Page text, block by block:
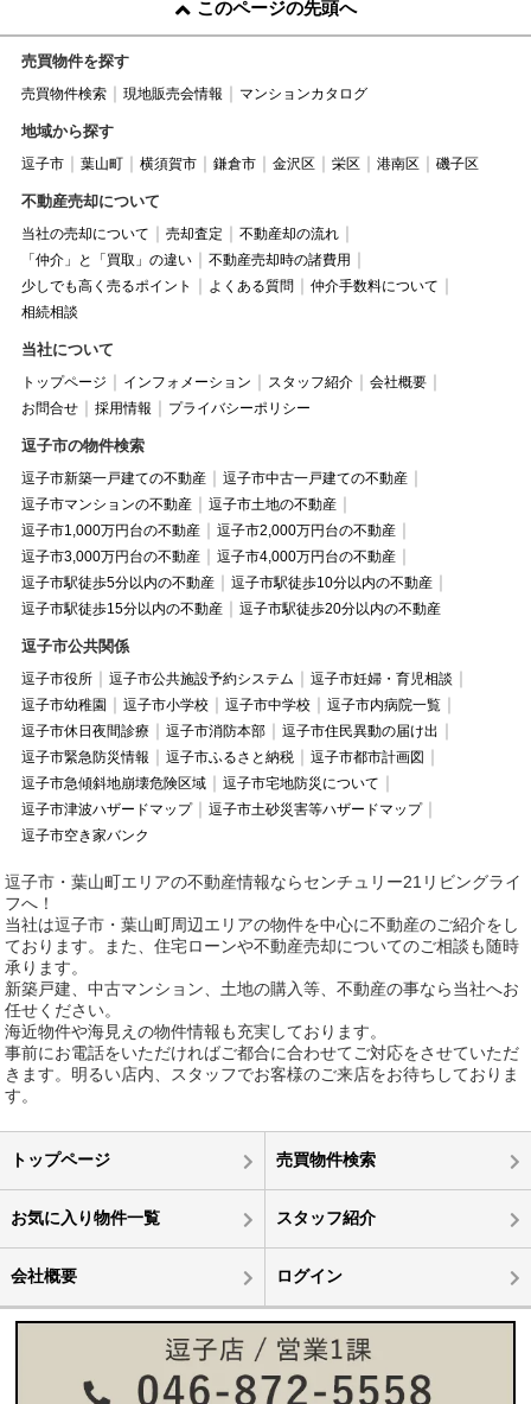
このページの先頭へ
売買物件を探す
売買物件検索 現地販売会情報 マンションカタログ
地域から探す
逗子市 葉山町 横須賀市 鎌倉市 金沢区 栄区 港南区 磯子区
不動産売却について
当社の売却について 売却査定
不動産却の流れ
「仲介」と「買取」の違い
不動産売却時の諸費用
少しでも高く売るポイント
よくある質問
仲介手数料について
相続相談
当社について
トップページ インフォメーション スタッフ紹介
会社概要
お問合せ
採用情報 プライバシーポリシー
逗子市の物件検索
逗子市新築一戸建ての不動産
逗子市中古一戸建ての不動産
逗子市マンションの不動産
逗子市土地の不動産
逗子市1,000万円台の不動産
逗子市2,000万円台の不動産
逗子市3,000万円台の不動産
逗子市4,000万円台の不動産
逗子市駅徒歩5分以内の不動産
逗子市駅徒歩10分以内の不動産
逗子市駅徒歩15分以内の不動産
逗子市駅徒歩20分以内の不動産
逗子市公共関係
逗子市役所 逗子市公共施設予約システム
逗子市妊婦・育児相談
逗子市幼稚園
逗子市小学校 逗子市中学校
逗子市内病院一覧
逗子市休日夜間診療
逗子市消防本部
逗子市住民異動の届け出
逗子市緊急防災情報
逗子市ふるさと納税
逗子市都市計画図
逗子市急傾斜地崩壊危険区域
逗子市宅地防災について
逗子市津波ハザードマップ
逗子市土砂災害等ハザードマップ
逗子市空き家バンク
逗子市・葉山町エリアの不動産情報ならセンチュリー21リビングライ
フへ！
当社は逗子市・葉山町周辺エリアの物件を中心に不動産のご紹介をし
ております。また、住宅ローンや不動産売却についてのご相談も随時
承ります。
新築戸建、中古マンション、土地の購入等、不動産の事なら当社へお
任せください。
海近物件や海見えの物件情報も充実しております。
事前にお電話をいただければご都合に合わせてご対応をさせていただ
きます。明るい店内、スタッフでお客様のご来店をお待ちしておりま
す。
トップページ 売買物件検索
お気に入り物件一覧 スタッフ紹介
会社概要 ログイン